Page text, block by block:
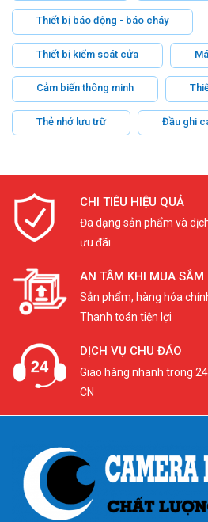
Thiết bị báo động - báo cháy
Thiết bị kiểm soát cửa
Cảm biến thông minh
Thẻ nhớ lưu trữ Đầu ghi
CHI TIÊU HIỆU QUẢ
Đa dạng sản phẩm và
ưu đãi
AN TÂM KHI MUA SẮM
Sản phẩm, hàng hóa
Thanh toán tiện lợi
DỊCH VỤ CHU ĐÁO
Giao hàng nhanh trong
CN